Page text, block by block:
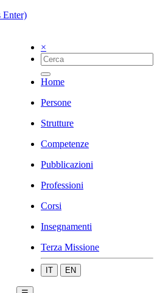
Enter)
×
Home
Persone
Strutture
Competenze
Pubblicazioni
Professioni
Corsi
Insegnamenti
Terza Missione
IT EN